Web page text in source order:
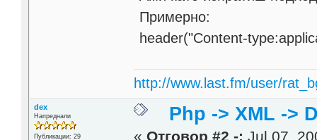
Примерно:
header("Content-
http://www.last.fm/user/
dex
Напреднали
Публикации: 29
Php -> XML ->
« Отговор #2 -: Jul 07,